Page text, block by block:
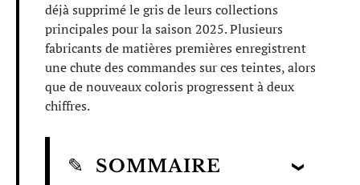
déjà supprimé le gris de leurs collections
principales pour la saison 2025. Plusieurs
fabricants de matières premières enregistrent
une chute des commandes sur ces teintes, alors
que de nouveaux coloris progressent à deux
chiffres.
SOMMAIRE